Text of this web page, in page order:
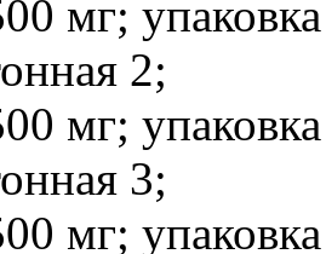
мг;
2;
мг;
3;
мг;